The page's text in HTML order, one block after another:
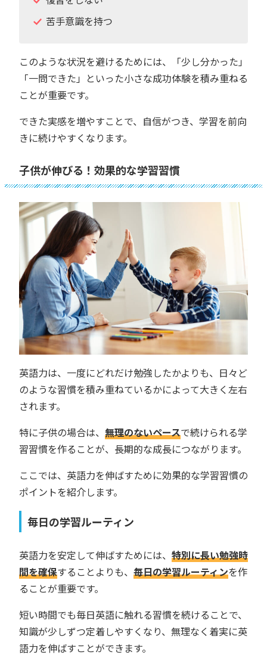
苦手意識を持つ
このような状況を避けるためには、「少し分かった」
「一問できた」といった小さな成功体験を積み重ねる
ことが重要です。
できた実感を増やすことで、自信がつき、学習を前向
きに続けやすくなります。
子供が伸びる！効果的な学習習慣
英語力は、一度にどれだけ勉強したかよりも、日々ど
のような習慣を積み重ねているかによって大きく左右
されます。
特に子供の場合は、 無理のないペースで続けられる学
習習慣を作ることが、長期的な成長につながります。
ここでは、英語力を伸ばすために効果的な学習習慣の
ポイントを紹介します。
毎日の学習ルーティン
英語力を安定して伸ばすためには、 特別に長い勉強時
間を確保することよりも、 毎日の学習ルーティンを作
ることが重要です。
短い時間でも毎日英語に触れる習慣を続けることで、
知識が少しずつ定着しやすくなり、無理なく着実に英
語力を伸ばすことができます。